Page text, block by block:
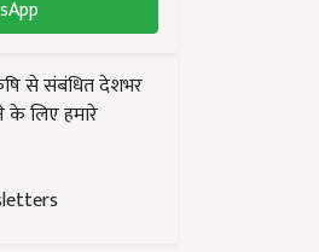
से संबंधित देशभर
लिए हमारे